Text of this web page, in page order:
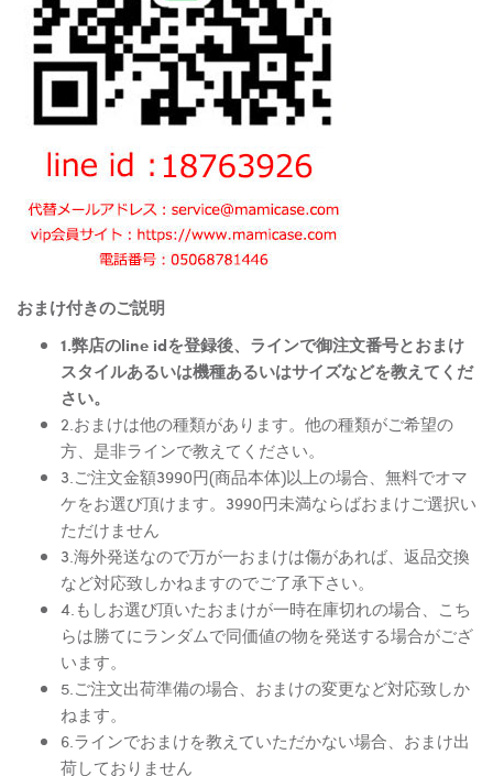
おまけ付きのご説明
1.弊店のline idを登録後、ラインで御注文番号とおまけ
スタイルあるいは機種あるいはサイズなどを教えてくだ
さい。
2.おまけは他の種類があります。他の種類がご希望の
方、是非ラインで教えてください。
3.ご注文金額3990円(商品本体)以上の場合、無料でオマ
ケをお選び頂けます。3990円未満ならばおまけご選択い
ただけません
3.海外発送なので万が一おまけは傷があれば、返品交換
など対応致しかねますのでご了承下さい。
4.もしお選び頂いたおまけが一時在庫切れの場合、こち
らは勝てにランダムで同価値の物を発送する場合がござ
います。
5.ご注文出荷準備の場合、おまけの変更など対応致しか
ねます。
6.ラインでおまけを教えていただかない場合、おまけ出
荷しておりません